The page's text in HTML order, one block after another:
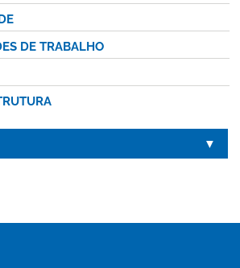
DE TRABALHO